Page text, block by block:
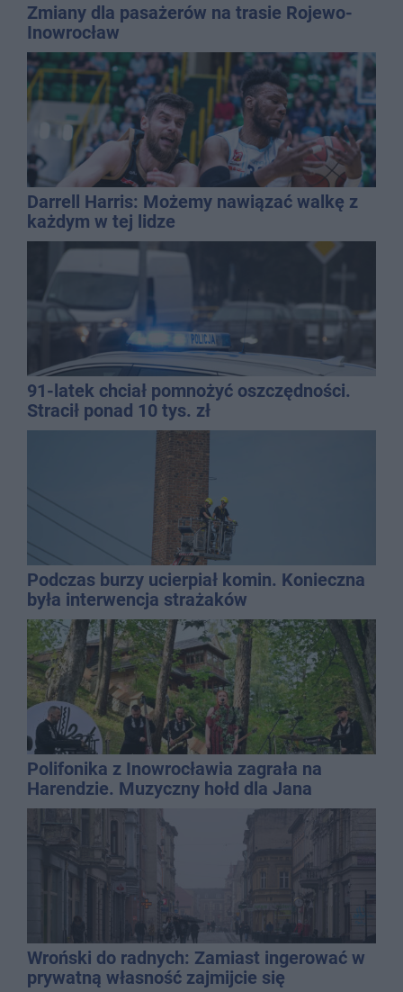
Zmiany dla pasażerów na trasie Rojewo-
Inowrocław
Darrell Harris: Możemy nawiązać walkę z
każdym w tej lidze
91-latek chciał pomnożyć oszczędności.
Stracił ponad 10 tys. zł
Podczas burzy ucierpiał komin. Konieczna
była interwencja strażaków
Polifonika z Inowrocławia zagrała na
Harendzie. Muzyczny hołd dla Jana
Kasprowicza
Wroński do radnych: Zamiast ingerować w
prywatną własność zajmijcie się